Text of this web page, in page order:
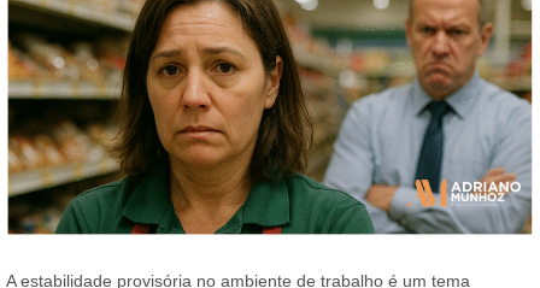
A estabilidade provisória no ambiente de trabalho é um tema